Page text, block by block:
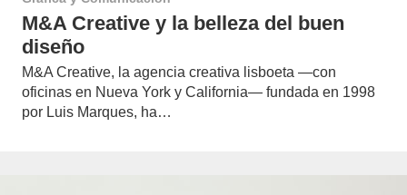
M&A Creative y la belleza del buen
diseño
M&A Creative, la agencia creativa lisboeta —con
oficinas en Nueva York y California— fundada en 1998
por Luis Marques, ha…